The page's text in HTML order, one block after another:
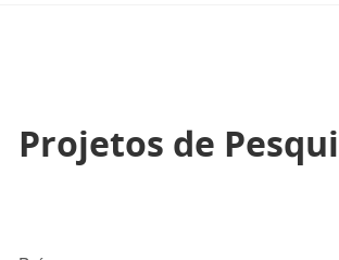
Projetos de